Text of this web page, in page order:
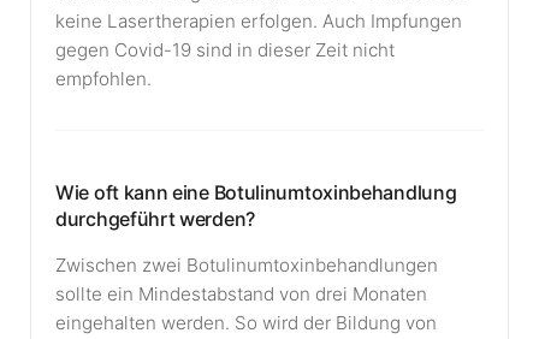
keine Lasertherapien erfolgen. Auch Impfungen
gegen Covid-19 sind in dieser Zeit nicht
empfohlen.
Wie oft kann eine Botulinumtoxinbehandlung
durchgeführt werden?
Zwischen zwei Botulinumtoxinbehandlungen
sollte ein Mindestabstand von drei Monaten
eingehalten werden. So wird der Bildung von